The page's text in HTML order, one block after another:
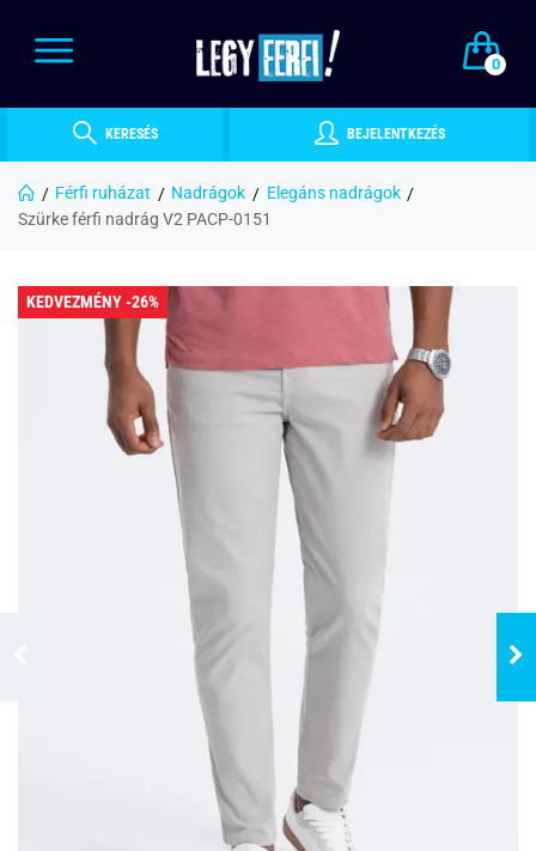
0
KERESÉS BEJELENTKEZÉS
Férfi ruházat Nadrágok
Elegáns nadrágok
Szürke férfi nadrág V2 PACP-0151
KEDVEZMÉNY -26%